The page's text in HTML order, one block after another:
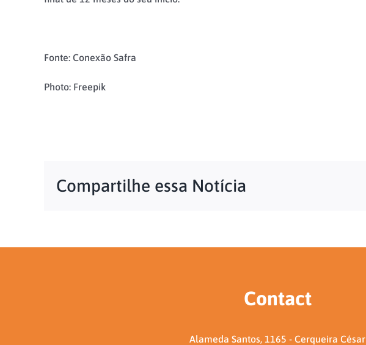
Fonte: Conexão Safra
Photo: Freepik
Compartilhe essa Notícia
Contact
Alameda Santos, 1165 - Cerqueira César